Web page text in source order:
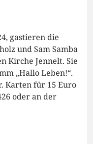
gastieren die
und Sam Samba
Kirche Jennelt. Sie
„Hallo Leben!“.
Karten für 15 Euro
oder an der